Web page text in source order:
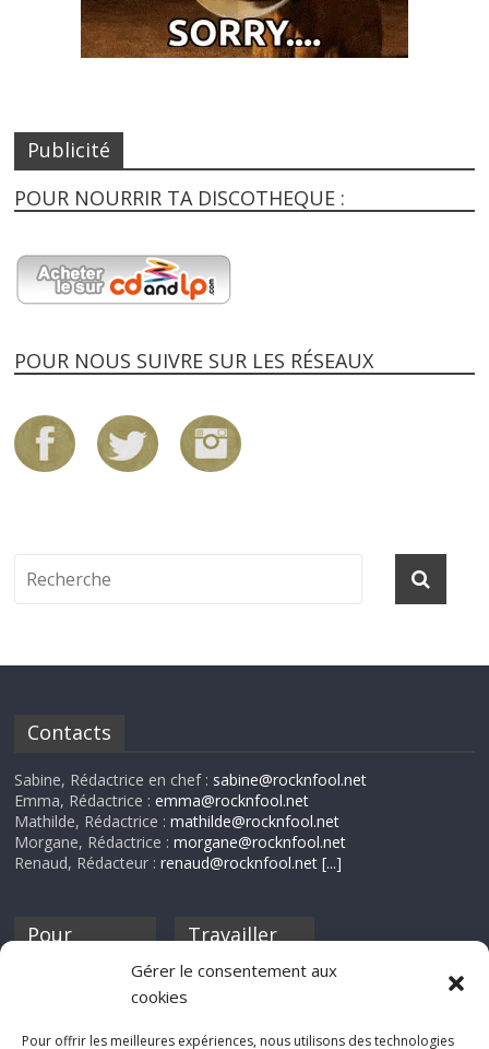
Gérer le consentement aux
cookies
Pour offrir les meilleures expériences, nous utilisons des technologies
Publicité
POUR NOURRIR TA DISCOTHEQUE :
POUR NOUS SUIVRE SUR LES RÉSEAUX
Contacts
Sabine, Rédactrice en chef : sabine@rocknfool.net
Emma, Rédactrice :emma@rocknfool.net
Mathilde, Rédactrice :mathilde@rocknfool.net
Morgane, Rédactrice :morgane@rocknfool.net
Renaud, Rédacteur :renaud@rocknfool.net [...]
Pour
discothèque
Travailler
Si tu souhaites